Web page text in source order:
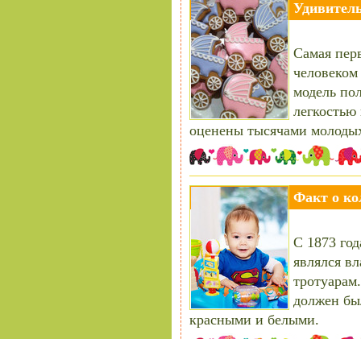
Самая
модель
оценены тысячами
Факт о
С 1873
являлся
должен
красными и белыми.